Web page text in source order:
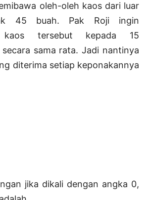
oleh-oleh kaos dari luar
45 buah. Pak Roji ingin
kaos tersebut kepada 15
sama rata. Jadi nantinya
diterima setiap keponakannya
jika dikali dengan angka 0,